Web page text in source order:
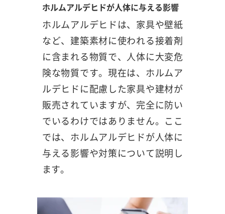
ホルムアルデヒドが人体に与える影響
ホルムアルデヒドは、家具や壁紙
など、建築素材に使われる接着剤
に含まれる物質で、人体に大変危
険な物質です。現在は、ホルムア
ルデヒドに配慮した家具や建材が
販売されていますが、完全に防い
でいるわけではありません。ここ
では、ホルムアルデヒドが人体に
与える影響や対策について説明し
ます。